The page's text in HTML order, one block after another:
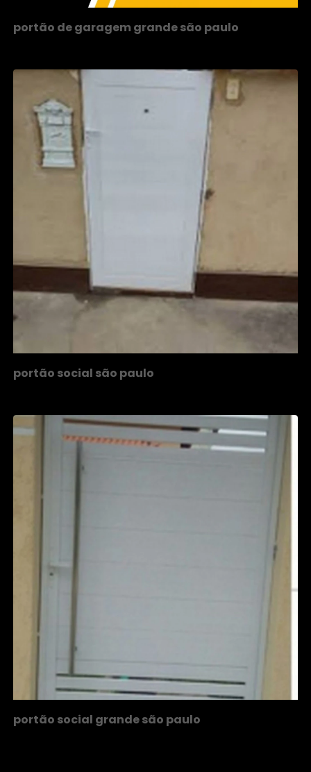
portão de garagem grande são paulo
portão social são paulo
portão social grande são paulo